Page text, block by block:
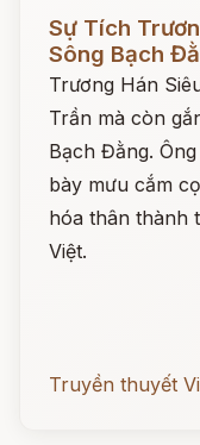
Sự Tích
Sông Bạch
Trương Hán
Trần mà còn
Bạch Đằng.
bày mưu cắm
hóa thân thành
Việt.
Truyền thuyết